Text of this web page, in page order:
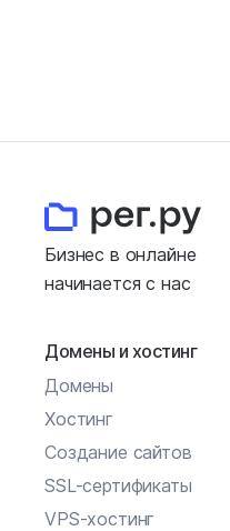
Бизнес в онлайне
начинается с нас
Домены и хостинг
Домены
Хостинг
Создание сайтов
SSL-сертификаты
VPS-хостинг